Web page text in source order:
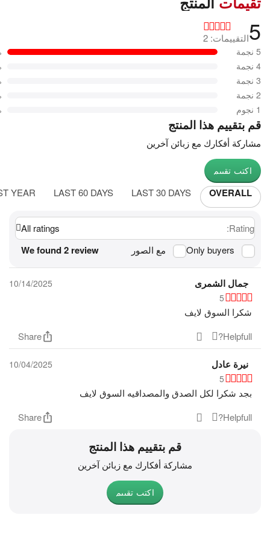
5التقييمات: 2
5 نجمة
4 نجمة
3 نجمة
2 نجمة
1 نجوم
قم بتقييم هذا المنتج
مشاركة أفكارك مع زبائن آخرين
اكتب تقييم
OVERALL
LAST 30 DAYS
LAST 60 DAYS
YEAR
Rating:
All ratings
Only buyers
مع الصور We found 2 review
جمال الشمرى
10/14/2025
5
شكرا السوق لايف
Helpfull?
Share
نيرة عادل
10/04/2025
5
بجد شكرا لكل الصدق والمصداقيه السوق لايف
Helpfull?
Share
قم بتقييم هذا المنتج
مشاركة أفكارك مع زبائن آخرين
اكتب تقييم